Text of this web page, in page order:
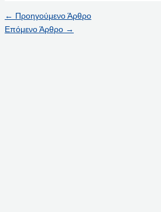
← Προηγούμενο Άρθρο
Επόμενο Άρθρο →